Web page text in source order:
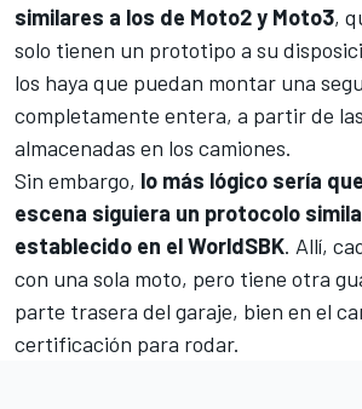
similares a los de Moto2 y Moto3,
solo tienen un prototipo a su
los haya que puedan montar una
completamente entera, a partir de
almacenadas en los camiones.
Sin embargo, lo más lógico sería
escena siguiera un protocolo
establecido en el WorldSBK. Allí,
con una sola moto, pero tiene otra
parte trasera del garaje, bien en el
certificación para rodar.